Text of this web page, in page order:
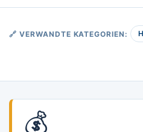
🔗 VERWANDTE KATEGORIEN:
💰